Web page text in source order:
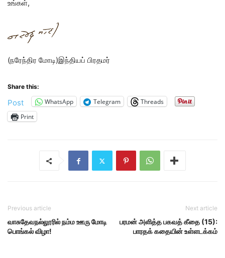
உங்கள்,
(நரேந்திர மோடி)இந்தியப் பிரதமர்
Share this:
Post WhatsApp Telegram
Threads
Print
Previous article
வாசுதேவநல்லூரில் நம்ம ஊரு மோடி
பொங்கல் விழா!
Next article
பரமன் அளித்த பகவத் கீதை (15):
பாரதக் கதையின் உள்ளடக்கம்